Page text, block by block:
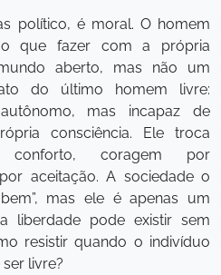
político, é moral. O homem
que fazer com a própria
aberto, mas não um
do último homem livre:
mas incapaz de
consciência. Ele troca
conforto, coragem por
aceitação. A sociedade o
mas ele é apenas um
liberdade pode existir sem
resistir quando o indivíduo
livre?